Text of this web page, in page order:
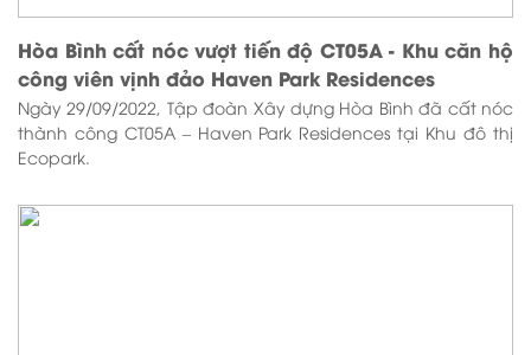
Hòa Bình cất nóc vượt tiến độ CT05A - Khu căn hộ
công viên vịnh đảo Haven Park Residences
Ngày 29/09/2022, Tập đoàn Xây dựng Hòa Bình đã cất nóc
thành công CT05A – Haven Park Residences tại Khu đô thị
Ecopark.